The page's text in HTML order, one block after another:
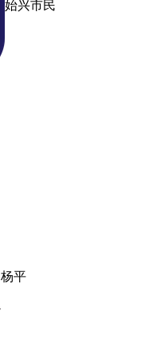
始兴市民
杨平